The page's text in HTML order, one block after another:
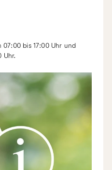
bis 17:00 Uhr und
Uhr.